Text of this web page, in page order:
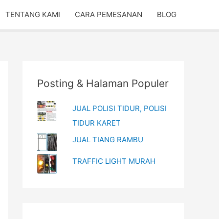
TENTANG KAMI CARA PEMESANAN BLOG
Posting & Halaman Populer
JUAL POLISI TIDUR, POLISI
TIDUR KARET
JUAL TIANG RAMBU
TRAFFIC LIGHT MURAH